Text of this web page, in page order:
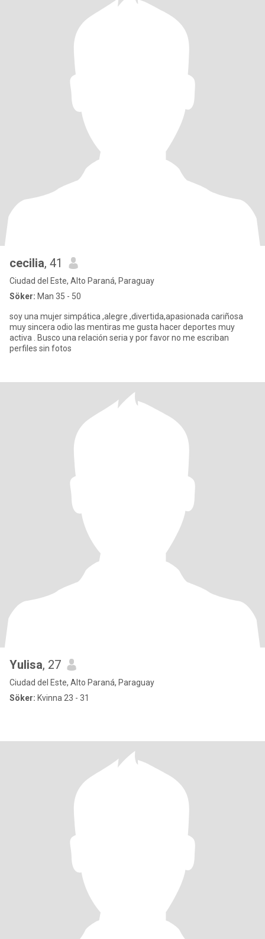
cecilia, 41
Ciudad del Este, Alto Paraná, Paraguay
Söker: Man 35 - 50
soy una mujer simpática ,alegre ,divertida,apasionada cariñosa
muy sincera odio las mentiras me gusta hacer deportes muy
activa . Busco una relación seria y por favor no me escriban
perfiles sin fotos
Yulisa, 27
Ciudad del Este, Alto Paraná, Paraguay
Söker: Kvinna 23 - 31